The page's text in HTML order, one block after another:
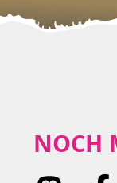
NOCH